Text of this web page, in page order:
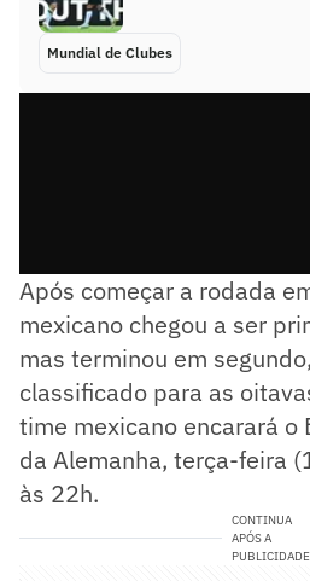
Mundial de Clubes
Após começar a rodada
mexicano chegou a ser
mas terminou em
classificado para as
time mexicano encarará o
da Alemanha, terça-feira
às 22h.
CONTINUA
APÓS A
PUBLICIDADE